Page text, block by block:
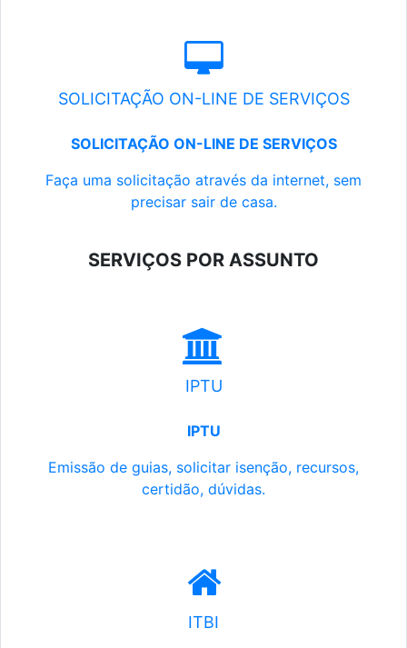
SOLICITAÇÃO ON-LINE DE SERVIÇOS
SOLICITAÇÃO ON-LINE DE SERVIÇOS
Faça uma solicitação através da internet, sem
precisar sair de casa.
SERVIÇOS POR ASSUNTO
IPTU
IPTU
Emissão de guias, solicitar isenção, recursos,
certidão, dúvidas.
ITBI